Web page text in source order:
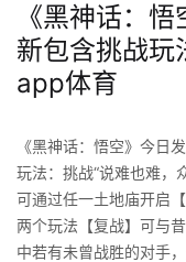
《黑神话：
新包含挑战
app体育
《黑神话：悟空》今日
玩法：挑战“说难也难，
可通过任一土地庙开启
两个玩法【复战】可与
中若有未曾战胜的对手